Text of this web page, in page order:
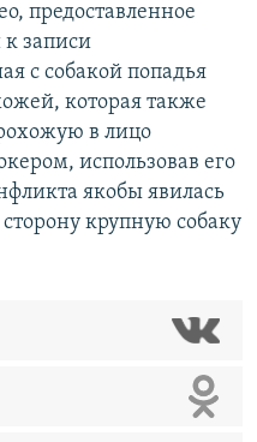
предоставленное
записи
с собакой попадья
которая также
в лицо
использовав его
якобы явилась
крупную собаку